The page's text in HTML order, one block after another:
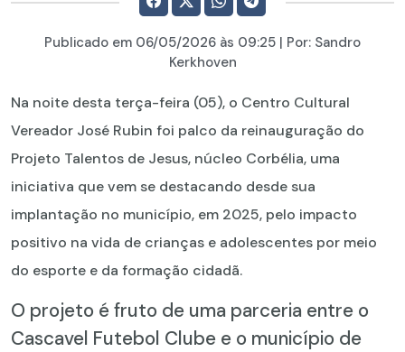
Publicado em 06/05/2026 às 09:25 | Por: Sandro
Kerkhoven
Na noite desta terça-feira (05), o Centro Cultural
Vereador José Rubin foi palco da reinauguração do
Projeto Talentos de Jesus, núcleo Corbélia, uma
iniciativa que vem se destacando desde sua
implantação no município, em 2025, pelo impacto
positivo na vida de crianças e adolescentes por meio
do esporte e da formação cidadã.
O projeto é fruto de uma parceria entre o
Cascavel Futebol Clube e o município de